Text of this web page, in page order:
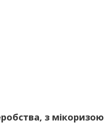
з мікоризою